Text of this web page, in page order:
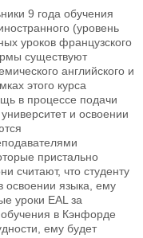
9 года обучения
(уровень
уроков французского
существуют
английского и
этого курса
в процессе подачи
и освоении
пристально
считают, что студенту
освоении языка, ему
уроки EAL за
в Кэнфорде
ему будет